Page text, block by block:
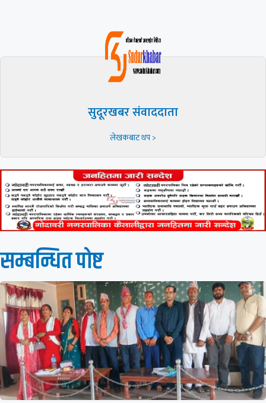
सुदूरखबर संवाददाता
लेखकबाट थप >
सम्बन्धित पाेष्ट